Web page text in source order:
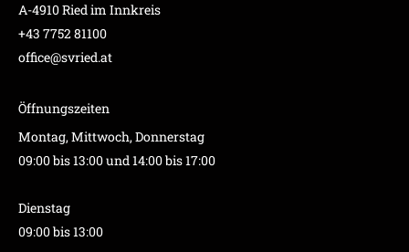
A-4910 Ried im Innkreis
+43 7752 81100
office@svried.at
Öffnungszeiten
Montag, Mittwoch, Donnerstag
09:00 bis 13:00 und 14:00 bis 17:00
Dienstag
09:00 bis 13:00